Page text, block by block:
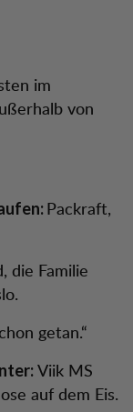
im
von
Packraft,
die Familie
getan.“
Viik MS
auf dem Eis.